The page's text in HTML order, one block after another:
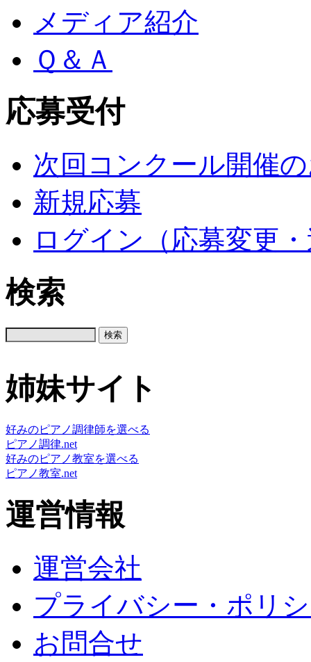
メディア紹介
Ｑ＆Ａ
応募受付
次回コンクール開催
新規応募
ログイン（応募変更
検索
姉妹サイト
好みのピアノ調律師を選べる
ピアノ調律.net
好みのピアノ教室を選べる
ピアノ教室.net
運営情報
運営会社
プライバシー・ポリ
お問合せ